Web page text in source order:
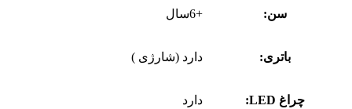
سن: +6سال
باتری: دارد (شارژی )
چراغ LED: دارد